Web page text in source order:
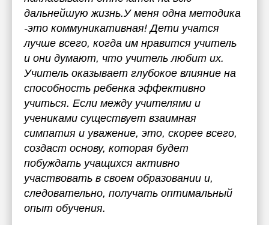
дальнейшую жизнь.У меня одна методика
-это коммуникативная! Дети учатся
лучше всего, когда им нравится учитель
и они думают, что учитель любит их.
Учитель оказывает глубокое влияние на
способность ребенка эффективно
учиться. Если между учителями и
учениками существует взаимная
симпатия и уважение, это, скорее всего,
создаст основу, которая будет
побуждать учащихся активно
участвовать в своем образовании и,
следовательно, получать оптимальный
опыт обучения.